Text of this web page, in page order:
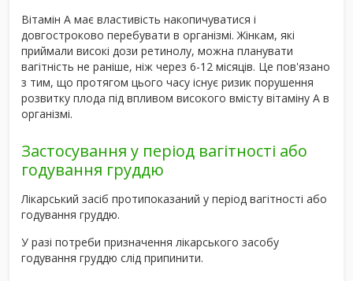
Вітамін А має властивість накопичуватися і
довгостроково перебувати в організмі. Жінкам, які
приймали високі дози ретинолу, можна планувати
вагітність не раніше, ніж через 6-12 місяців. Це пов'язано
з тим, що протягом цього часу існує ризик порушення
розвитку плода під впливом високого вмісту вітаміну А в
організмі.
Застосування у період вагітності або
годування груддю
Лікарський засіб протипоказаний у період вагітності або
годування груддю.
У разі потреби призначення лікарського засобу
годування груддю слід припинити.